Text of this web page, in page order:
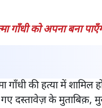
गाँधी को अपना बना
की हत्या में शामिल
दस्तावेज़ के मुताबिक़,